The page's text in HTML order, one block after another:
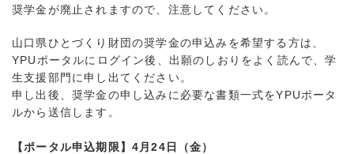
奨学金が廃止されますので、注意してください。
山口県ひとづくり財団の奨学金の申込みを希望する方は、
YPUポータルにログイン後、出願のしおりをよく読んで、学
生支援部門に申し出てください。
申し出後、奨学金の申し込みに必要な書類一式をYPUポータ
ルから送信します。
【ポータル申込期限】4月24日（金）